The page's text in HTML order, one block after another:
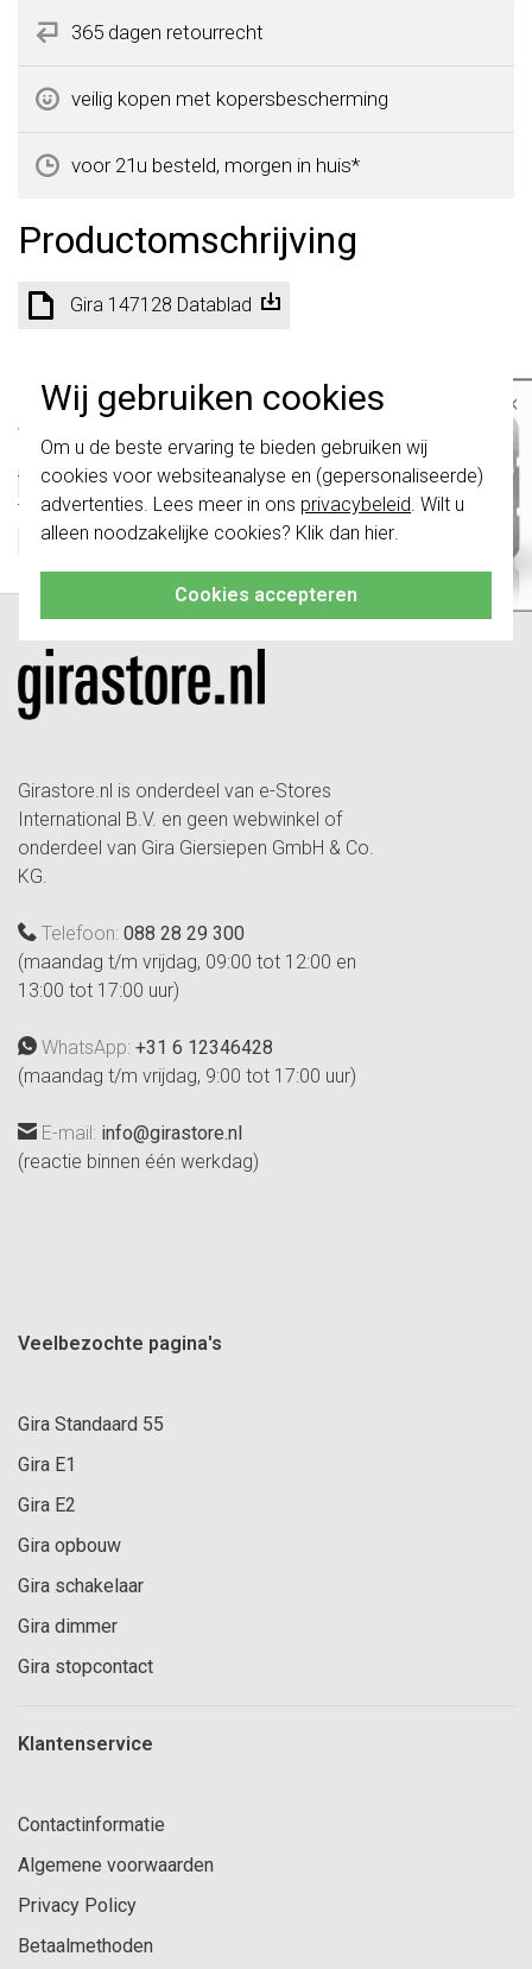
Wij gebruiken cookies
Om u de beste ervaring te bieden gebruiken wij
cookies voor websiteanalyse en (gepersonaliseerde)
advertenties. Lees meer in ons privacybeleid . Wilt u
alleen noodzakelijke cookies? Klik dan hier
Cookies accepteren
365 dagen retourrecht
veilig kopen met kopersbescherming
voor 21u besteld, morgen in huis*
Productomschrijving
Gira 147128 Datablad
Technische specificaties
Specificatie
Kleur
Overig
Type toebehoren/onderdelen
Overig
Toebehoren
Nee
Onderdeel
Ja
Girastore.nl is onderdeel van e-Stores
International B.V. en geen webwinkel of
onderdeel van Gira Giersiepen GmbH & Co.
KG.
Telefoon: 088 28 29 300
(maandag t/m vrijdag, 09:00 tot 12:00 en
13:00 tot 17:00 uur)
WhatsApp: +31 6 12346428
(maandag t/m vrijdag, 9:00 tot 17:00 uur)
E-mail: info@girastore.nl
(reactie binnen één werkdag)
Veelbezochte pagina's
Gira Standaard 55
Gira E1
Gira E2
Gira opbouw
Gira schakelaar
Gira dimmer
Gira stopcontact
Klantenservice
Contactinformatie
Algemene voorwaarden
Privacy Policy
Betaalmethoden
×
schakelwippen zijn vernieuwd. Ze zijn
niette combineren met de schakelaars
van vóór augustus 2024.
Klik hiervoor meer informatie, zodat je